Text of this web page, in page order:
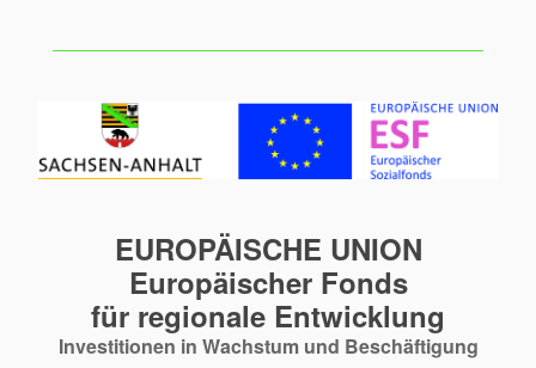
EUROPÄISCHE UNION
Europäischer Fonds
für regionale Entwicklung
Investitionen in Wachstum und Beschäftigung